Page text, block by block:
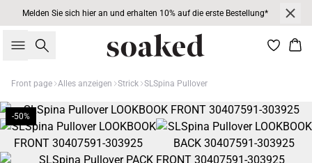
Melden Sie sich hier an und erhalten 10% auf die erste Bestellung*
Suche
Front page Alles anzeigen Strick SLSpina Pullover
-50%